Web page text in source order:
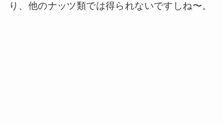
り、他のナッツ類では得られないですしね〜。